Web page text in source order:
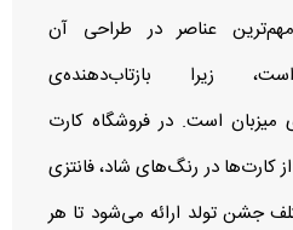
مهم‌ترین عناصر در طراحی آن
است، زیرا بازتاب‌دهنده‌ی
است. در فروشگاه کارت
کارت‌ها در رنگ‌های شاد، فانتزی
جشن تولد ارائه می‌شود تا هر